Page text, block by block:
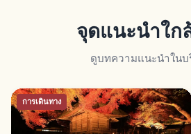
จุดแนะนำใก
ดูบทความแนะนำใน
การเดินทาง